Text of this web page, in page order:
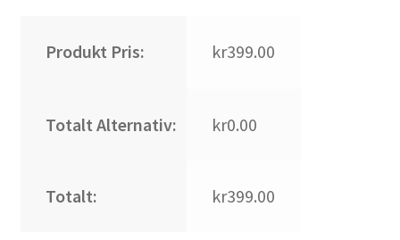
Produkt Pris: kr399.00
Totalt Alternativ: kr0.00
Totalt: kr399.00